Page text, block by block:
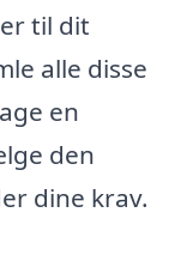
til dit
alle disse
en
den
dine krav.